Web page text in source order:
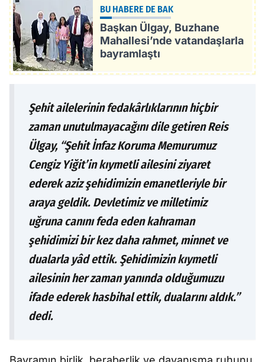
BU HABERE DE BAK
Başkan Ülgay, Buzhane
Mahallesi’nde vatandaşlarla
bayramlaştı
Şehit ailelerinin fedakârlıklarının hiçbir
zaman unutulmayacağını dile getiren Reis
Ülgay, “Şehit İnfaz Koruma Memurumuz
Cengiz Yiğit’in kıymetli ailesini ziyaret
ederek aziz şehidimizin emanetleriyle bir
araya geldik. Devletimiz ve milletimiz
uğruna canını feda eden kahraman
şehidimizi bir kez daha rahmet, minnet ve
dualarla yâd ettik. Şehidimizin kıymetli
ailesinin her zaman yanında olduğumuzu
ifade ederek hasbihal ettik, dualarını aldık.”
dedi.